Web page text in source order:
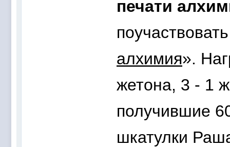
печати
алхимия».
жетона, 3 - 1
получившие
шкатулки